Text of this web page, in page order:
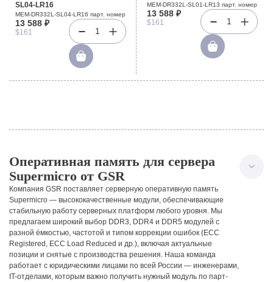
SL04-LR16
MEM-DR332L-SL04-LR16 парт. номер
13 588 ₽
$161 1
MEM-DR332L-SL01-LR13 парт. номер
13 588 ₽
$161 1
Оперативная память для сервера
Supermicro от GSR
Компания GSR поставляет серверную оперативную память
Supermicro — высококачественные модули, обеспечивающие
стабильную работу серверных платформ любого уровня. Мы
предлагаем широкий выбор DDR3, DDR4 и DDR5 модулей с
разной ёмкостью, частотой и типом коррекции ошибок (ECC
Registered, ECC Load Reduced и др.), включая актуальные
позиции и снятые с производства решения. Наша команда
работает с юридическими лицами по всей России — инженерами,
IT-отделами, которым важно получить нужный модуль по парт-